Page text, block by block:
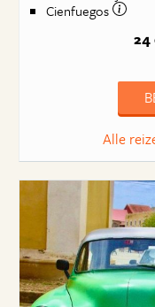
Cienfuegos
24
Alle